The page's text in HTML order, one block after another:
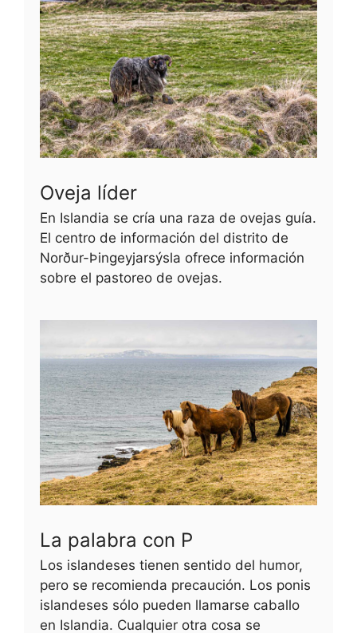
Oveja líder
En Islandia se cría una raza de ovejas guía.
El centro de información del distrito de
Norður-Þingeyjarsýsla ofrece información
sobre el pastoreo de ovejas.
La palabra con P
Los islandeses tienen sentido del humor,
pero se recomienda precaución. Los ponis
islandeses sólo pueden llamarse caballo
en Islandia. Cualquier otra cosa se